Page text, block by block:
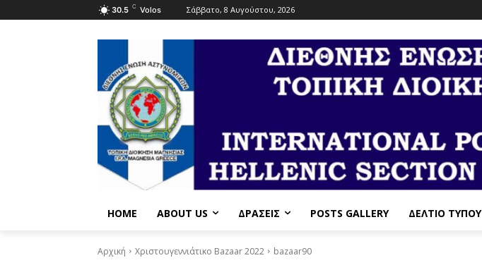
30.5 C Volos Σάββατο, 8 Αυγούστου, 2026
HOME ABOUT US ΔΡΆΣΕΙΣ POSTS GALLERY ΔΕΛΤΙΟ ΤΥΠΟΥ
Αρχική Χριστουγεννιάτικο Bazaar 2022 bazaar90